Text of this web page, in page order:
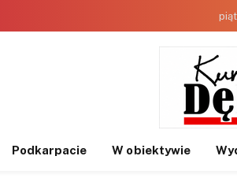
Podkarpacie W obiektywie